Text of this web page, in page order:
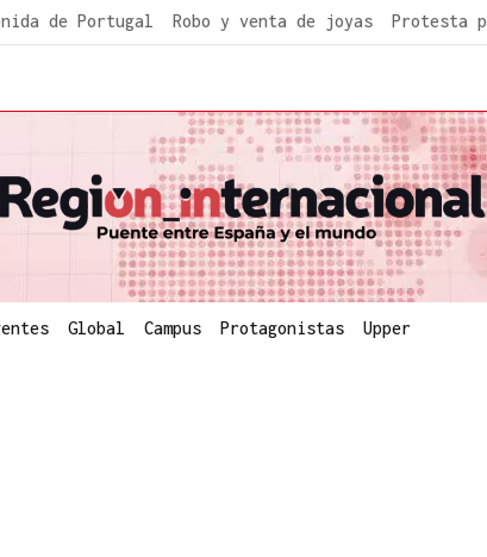
de Portugal Robo y venta de joyas Protesta
Global Campus Protagonistas Upper